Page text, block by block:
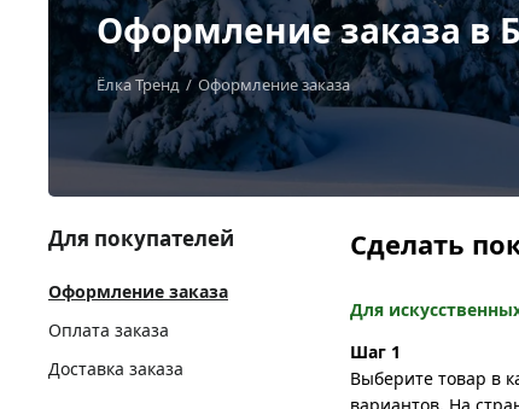
Оформление заказа в
Ёлка Тренд Оформление заказа
Для покупателей
Оформление заказа
Оплата заказа
Доставка заказа
Сделать
Для
Шаг 1
Выберите товар в